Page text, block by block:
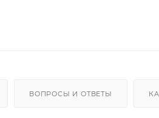
ВОПРОСЫ И ОТВЕТЫ